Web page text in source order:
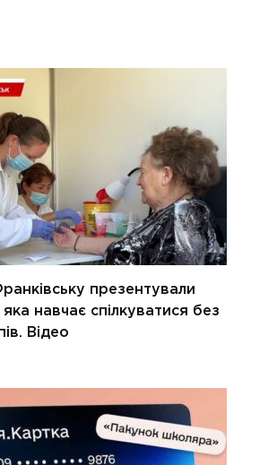
презентували
навчає спілкуватися без
Відео